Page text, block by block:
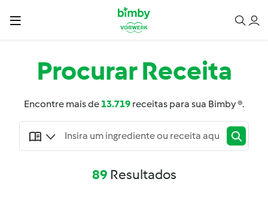
ProcurarReceita
Encontre mais de13.719 receitas para sua Bimby ®.
89 Resultados